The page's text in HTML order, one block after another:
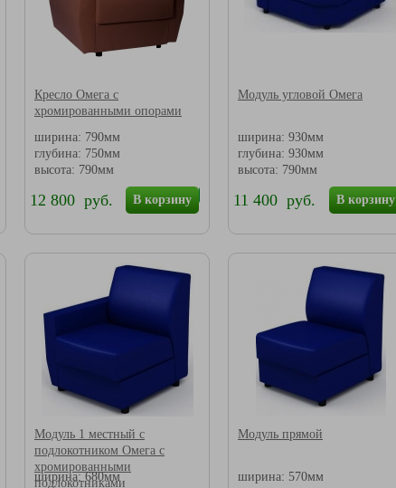
Кресло Омега с
хромированными опорами
ширина: 790мм
глубина: 750мм
высота: 790мм
В корзину
12 800 руб.
Модуль угловой Омега
ширина: 930мм
глубина: 930мм
высота: 790мм
В корзину
11 400 руб.
Модуль 1 местный с
подлокотником Омега с
хромированными
подлокотниками
ширина: 680мм
Модуль прямой
ширина: 570мм